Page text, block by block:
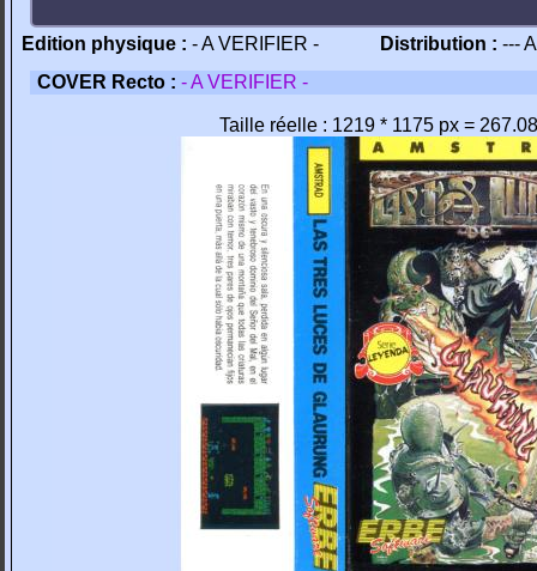
Edition physique : - A VERIFIER - Distribution : ---
COVER Recto : - A VERIFIER -
Taille réelle : 1219 * 1175 px =